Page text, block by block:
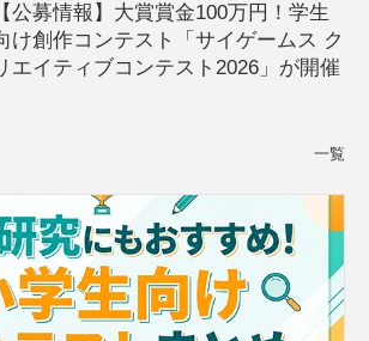
【公募情報】大賞賞金100万円！学生
け創作コンテスト「サイゲームス ク
エイティブコンテスト2026」が開催
一覧